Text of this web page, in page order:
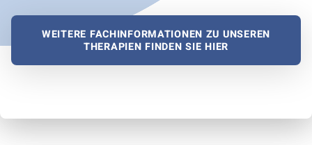
WEITERE FACHINFORMATIONEN ZU UNSEREN
THERAPIEN FINDEN SIE HIER